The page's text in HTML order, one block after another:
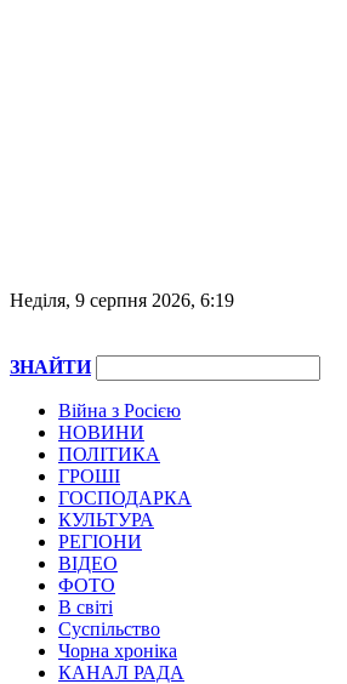
Неділя, 9 серпня 2026, 6:19
ЗНАЙТИ
Війна з Росією
НОВИНИ
ПОЛІТИКА
ГРОШІ
ГОСПОДАРКА
КУЛЬТУРА
РЕГІОНИ
ВІДЕО
ФОТО
В світі
Суспільство
Чорна хроніка
КАНАЛ РАДА